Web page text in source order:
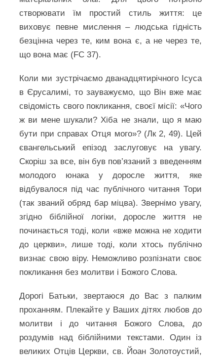
створювати їм простий стиль життя: це
виховує певне мислення – людська гідність
безцінна через те, ким вона є, а не через те,
що вона має (FC 37).
Коли ми зустрічаємо дванадцятирічного Ісуса
в Єрусалимі, то зауважуємо, що Він вже має
свідомість свого покликання, своєї місії: «Чого
ж ви мене шукали? Хіба не знали, що я маю
бути при справах Отця мого»? (Лк 2, 49). Цей
євангельський епізод заслуговує на увагу.
Скоріш за все, він був пов’язаний з введенням
молодого юнака у доросле життя, яке
відбувалося під час публічного читання Тори
(так званий обряд бар міцва). Звернімо увагу,
згідно біблійної логіки, доросле життя не
починається тоді, коли «вже можна не ходити
до церкви», лише тоді, коли хтось публічно
визнає свою віру. Неможливо розпізнати своє
покликання без молитви і Божого Слова.
Дорогі Батьки, звертаюся до Вас з палким
проханням. Плекайте у Ваших дітях любов до
молитви і до читання Божого Слова, до
роздумів над біблійними текстами. Один із
великих Отців Церкви, св. Йоан Золотоустий,